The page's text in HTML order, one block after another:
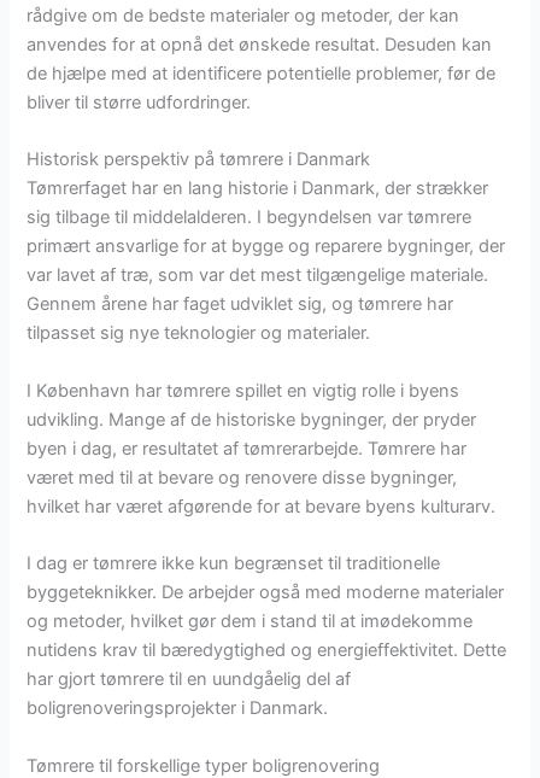
rådgive om de bedste materialer og metoder, der kan
anvendes for at opnå det ønskede resultat. Desuden kan
de hjælpe med at identificere potentielle problemer, før de
bliver til større udfordringer.
Historisk perspektiv på tømrere i Danmark
Tømrerfaget har en lang historie i Danmark, der strækker
sig tilbage til middelalderen. I begyndelsen var tømrere
primært ansvarlige for at bygge og reparere bygninger, der
var lavet af træ, som var det mest tilgængelige materiale.
Gennem årene har faget udviklet sig, og tømrere har
tilpasset sig nye teknologier og materialer.
I København har tømrere spillet en vigtig rolle i byens
udvikling. Mange af de historiske bygninger, der pryder
byen i dag, er resultatet af tømrerarbejde. Tømrere har
været med til at bevare og renovere disse bygninger,
hvilket har været afgørende for at bevare byens kulturarv.
I dag er tømrere ikke kun begrænset til traditionelle
byggeteknikker. De arbejder også med moderne materialer
og metoder, hvilket gør dem i stand til at imødekomme
nutidens krav til bæredygtighed og energieffektivitet. Dette
har gjort tømrere til en uundgåelig del af
boligrenoveringsprojekter i Danmark.
Tømrere til forskellige typer boligrenovering